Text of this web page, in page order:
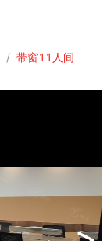
/ 带窗11人间